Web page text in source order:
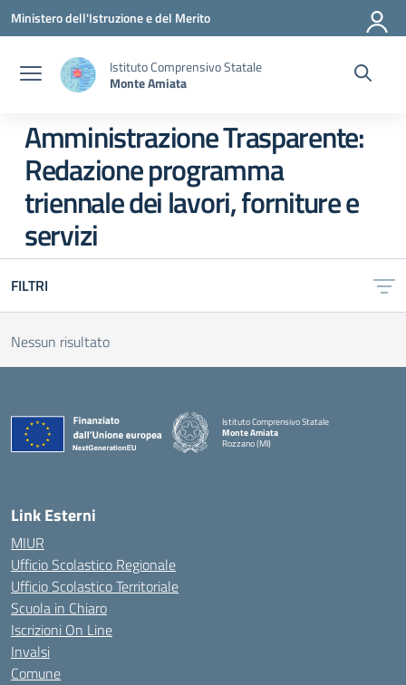
Vai ai contenuti
Vai al menu di navigazione
Vai al footer
Ministero dell'Istruzione e del Merito
Istituto Comprensivo Statale
Monte Amiata
Amministrazione Trasparente:
Redazione programma
triennale dei lavori, forniture e
servizi
FILTRI
Nessun risultato
Istituto Comprensivo Statale
Monte Amiata
Rozzano (MI)
Link Esterni
MIUR
Ufficio Scolastico Regionale
Ufficio Scolastico Territoriale
Scuola in Chiaro
Iscrizioni On Line
Invalsi
Comune